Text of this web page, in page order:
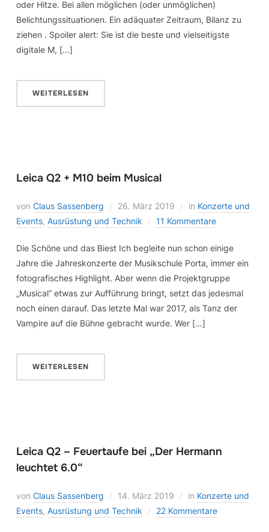
oder Hitze. Bei allen möglichen (oder unmöglichen)
Belichtungssituationen. Ein adäquater Zeitraum, Bilanz zu
ziehen . Spoiler alert: Sie ist die beste und vielseitigste
digitale M, […]
WEITERLESEN
Leica Q2 + M10 beim Musical
von Claus Sassenberg 26. März 2019 in Konzerte und
Events, Ausrüstung und Technik 11 Kommentare
Die Schöne und das Biest Ich begleite nun schon einige
Jahre die Jahreskonzerte der Musikschule Porta, immer ein
fotografisches Highlight. Aber wenn die Projektgruppe
„Musical“ etwas zur Aufführung bringt, setzt das jedesmal
noch einen darauf. Das letzte Mal war 2017, als Tanz der
Vampire auf die Bühne gebracht wurde. Wer […]
WEITERLESEN
Leica Q2 – Feuertaufe bei „Der Hermann
leuchtet 6.0“
von Claus Sassenberg 14. März 2019 in Konzerte und
Events, Ausrüstung und Technik 22 Kommentare